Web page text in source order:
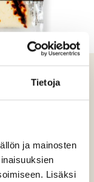
Tietoja
ja mainosten
Lisäksi